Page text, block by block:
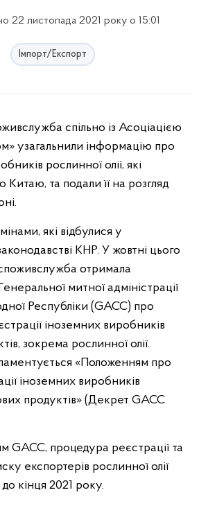
22 листопада 2021 року о 15:01
Імпорт/Експорт
узагальнили інформацію про
рослинної олії, які
Китаю, та подали її на розгляд
які відбулися у
КНР. У жовтні цього
отримала
митної адміністрації
Республіки (GACC) про
іноземних виробників
зокрема рослинної олії.
«Положенням про
іноземних виробників
продуктів» (Декрет GACC
GACC, процедура реєстрації та
експортерів рослинної олії
кінця 2021 року.